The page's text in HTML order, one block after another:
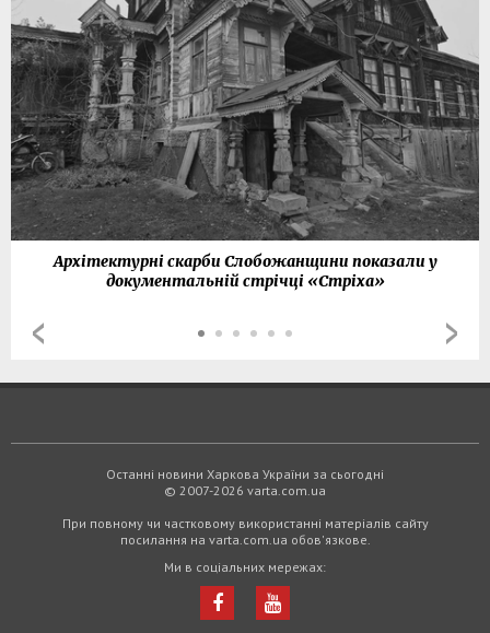
Архітектурні скарби Слобожанщини показали у
документальній стрічці «Стріха»
Останні новини Харкова України за сьогодні
© 2007-2026 varta.com.ua
При повному чи частковому використанні матеріалів сайту
посилання на varta.com.ua обов'язкове.
Ми в соціальних мережах: